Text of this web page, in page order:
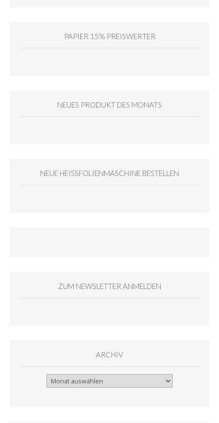
PAPIER 15% PREISWERTER
NEUES PRODUKT DES MONATS
NEUE HEISSFOLIENMASCHINE BESTELLEN
ZUM NEWSLETTER ANMELDEN
ARCHIV
Archiv